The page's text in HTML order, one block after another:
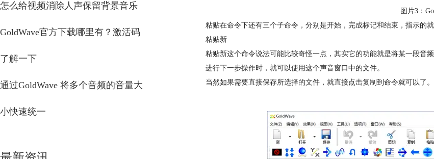
怎么给视频消除人声保留背景音乐
GoldWave官方下载哪里有？激活码
了解一下
通过GoldWave 将多个音频的音量大
小快速统一
图片3：
粘贴在命令下还有三个子命令，分别是开始，完成标记和结束，指示的
粘贴新
粘贴新这个命令说法可能比较奇怪一点，其实它的功能就是将某一段音
进行下一步操作时，就可以使用这个声音窗口中的文件。
当然如果需要直接保存所选择的文件，就直接点击复制到命令就可以了。